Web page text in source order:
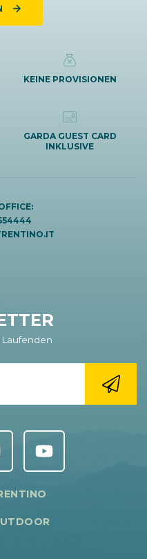
KEINE PROVISIONEN
GARDA GUEST CARD
INKLUSIVE